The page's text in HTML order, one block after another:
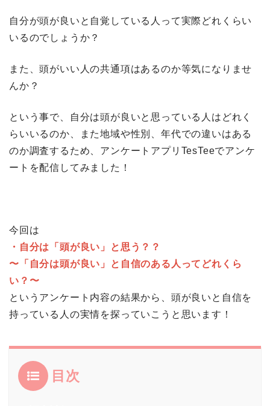
自分が頭が良いと自覚している人って実際どれくらい
いるのでしょうか？
また、頭がいい人の共通項はあるのか等気になりませ
んか？
という事で、自分は頭が良いと思っている人はどれく
らいいるのか、また地域や性別、年代での違いはある
のか調査するため、アンケートアプリTesTeeでアンケ
ートを配信してみました！
今回は
・自分は「頭が良い」と思う？？
〜「自分は頭が良い」と自信のある人ってどれくら
い？〜
というアンケート内容の結果から、頭が良いと自信を
持っている人の実情を探っていこうと思います！
目次